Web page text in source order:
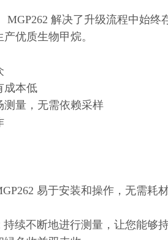
MGP262 解决了升级流程中始
优质生物甲烷。
成本低
测量，无需依赖采样
易于安装和操作，无需耗
持续不断地进行测量，让您能够